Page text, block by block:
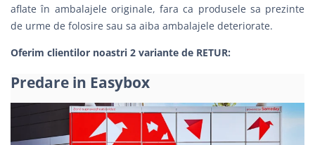
aflate în ambalajele originale, fara ca produsele sa prezinte
de urme de folosire sau sa aiba ambalajele deteriorate.
Oferim clientilor noastri 2 variante de RETUR:
Predare in Easybox